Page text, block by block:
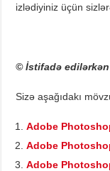
izlədiyiniz üçün
© İstifadə
Sizə aşağıdakı
Adobe
Adobe
Adobe